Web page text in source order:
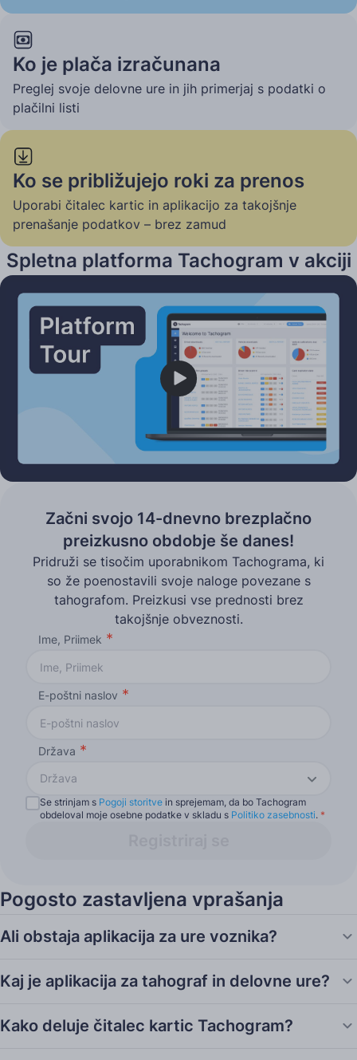
Ko je plača izračunana
Preglej svoje delovne ure in jih primerjaj s podatki o
plačilni listi
Ko se približujejo roki za prenos
Uporabi čitalec kartic in aplikacijo za takojšnje
prenašanje podatkov – brez zamud
Spletna platforma Tachogram v akciji
Play
Začni svojo 14-dnevno brezplačno
preizkusno obdobje še danes!
Pridruži se tisočim uporabnikom Tachograma, ki
so že poenostavili svoje naloge povezane s
tahografom. Preizkusi vse prednosti brez
takojšnje obveznosti.
Ime, Priimek
E-poštni naslov
Država
Država
Se strinjam s Pogoji storitve in sprejemam, da bo Tachogram
obdeloval moje osebne podatke v skladu s Politiko zasebnosti. *
Pogosto zastavljena vprašanja
Ali obstaja aplikacija za ure voznika?
Kaj je aplikacija za tahograf in delovne ure?
Kako deluje čitalec kartic Tachogram?